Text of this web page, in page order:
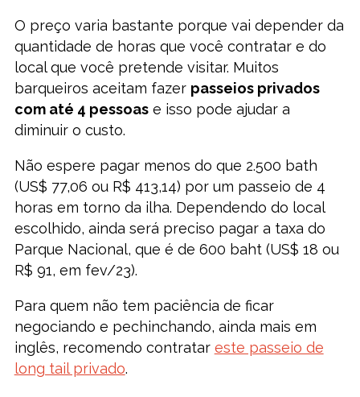
O preço varia bastante porque vai depender da
quantidade de horas que você contratar e do
local que você pretende visitar. Muitos
barqueiros aceitam fazer passeios privados
com até 4 pessoase isso pode ajudar a
diminuir o custo.
Não espere pagar menos do que 2.500 bath
(US$ 77,06 ou R$ 413,14) por um passeio de 4
horas em torno da ilha. Dependendo do local
escolhido, ainda será preciso pagar a taxa do
Parque Nacional, que é de 600 baht (US$ 18 ou
R$ 91, em fev/23).
Para quem não tem paciência de ficar
negociando e pechinchando, ainda mais em
inglês, recomendo contratar este passeio de
long tail privado.